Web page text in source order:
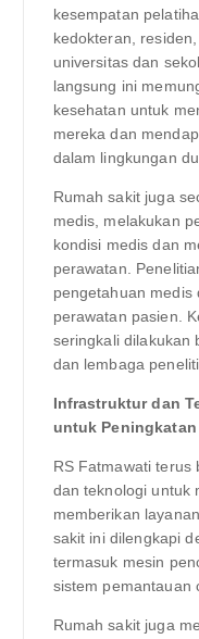
kesempatan
kedokteran,
universitas dan
langsung ini
kesehatan untuk
mereka dan
dalam lingkungan
Rumah sakit juga
medis, melakukan
kondisi medis dan
perawatan.
pengetahuan medis
perawatan pasien.
seringkali dilakukan
dan lembaga
Infrastruktur dan
untuk Peningkatan
RS Fatmawati terus
dan teknologi untuk
memberikan
sakit ini dilengkapi
termasuk mesin
sistem pemantauan
Rumah sakit juga